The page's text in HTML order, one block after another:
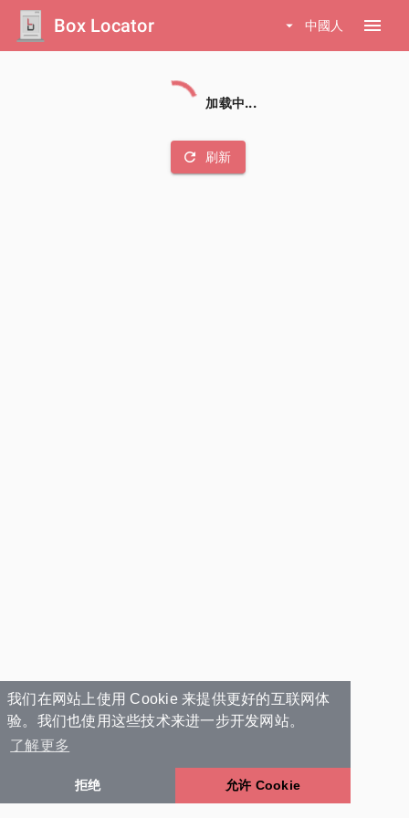
我们在网站上使用 Cookie 来提供更好的互联网体
验。我们也使用这些技术来进一步开发网站。
了解更多
拒绝 允许 Cookie
Box Locator arrow_drop_down 中國人 menu
加载中...
refresh 刷新